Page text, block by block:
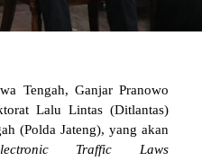
Tengah, Ganjar Pranowo
Lalu Lintas (Ditlantas)
(Polda Jateng), yang akan
Traffic
Laws